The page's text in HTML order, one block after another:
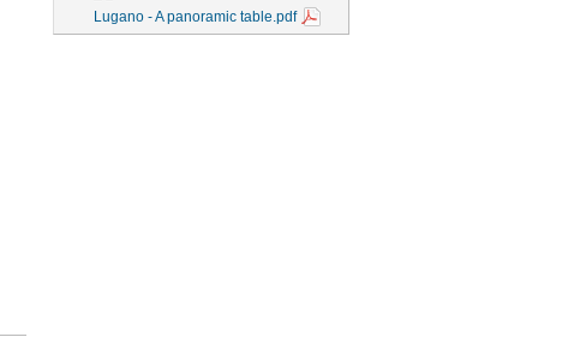
Lugano - A panoramic table.pdf